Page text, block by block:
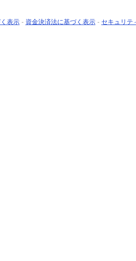
表示 - 資金決済法に基づく表示 - セキュリテ